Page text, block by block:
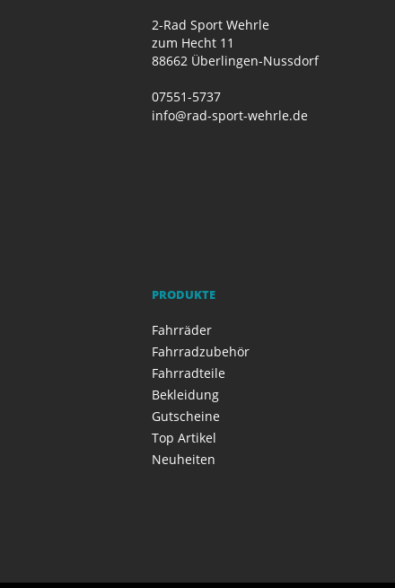
2-Rad Sport Wehrle
zum Hecht 11
88662 Überlingen-Nussdorf
07551-5737
info@rad-sport-wehrle.de
PRODUKTE
Fahrräder
Fahrradzubehör
Fahrradteile
Bekleidung
Gutscheine
Top Artikel
Neuheiten